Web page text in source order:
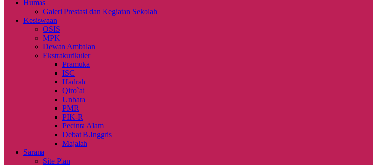
Humas
Galeri Prestasi dan Kegiatan Sekolah
Kesiswaan
OSIS
MPK
Dewan Ambalan
Ekstrakurikuler
Pramuka
ISC
Hadrah
Qiro`at
Unbara
PMR
PIK-R
Pecinta Alam
Debat B.Inggris
Majalah
Sarana
Site Plan